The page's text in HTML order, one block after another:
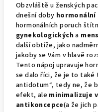
Obzvláště u ženských
dnešní doby hormonální
hormonálních poruch
gynekologických a
další obtíže, jako
jakoby se Vám v hlavě
Tento nápoj upravuje
se dalo říci, že je to také
antidotum“, tedy ne, že
efekt, ale minimalizuje
antikoncepce(a že jich